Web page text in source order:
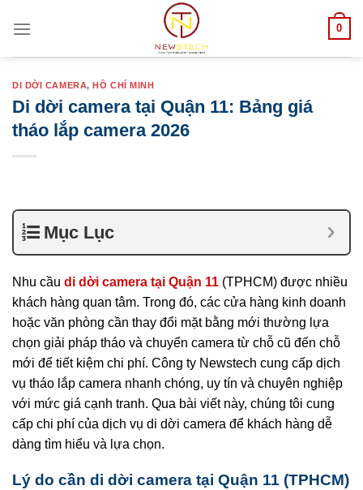
0
DI DỜI CAMERA,HỒ CHÍ MINH
Di dời camera tại Quận 11: Bảng giá
tháo lắp camera 2026
Mục Lục
Nhu cầu di dời camera tại Quận 11 (TPHCM) được nhiều
khách hàng quan tâm. Trong đó, các cửa hàng kinh doanh
hoặc văn phòng cần thay đổi mặt bằng mới thường lựa
chọn giải pháp tháo và chuyển camera từ chỗ cũ đến chỗ
mới để tiết kiệm chi phí. Công ty Newstech cung cấp dịch
vụ tháo lắp camera nhanh chóng, uy tín và chuyên nghiệp
với mức giá cạnh tranh. Qua bài viết này, chúng tôi cung
cấp chi phí của dịch vụ di dời camera để khách hàng dễ
dàng tìm hiểu và lựa chọn.
Lý do cần di dời camera tại Quận 11 (TPHCM)